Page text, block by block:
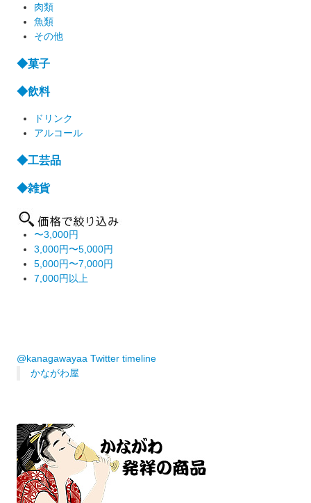
肉類
魚類
その他
◆菓子
◆飲料
ドリンク
アルコール
◆工芸品
◆雑貨
〜3,000円
3,000円〜5,000円
5,000円〜7,000円
7,000円以上
@kanagawayaa Twitter timeline
かながわ屋